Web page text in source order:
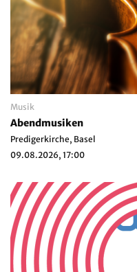
Musik
Abendmusiken
Predigerkirche, Basel
09.08.2026, 17:00